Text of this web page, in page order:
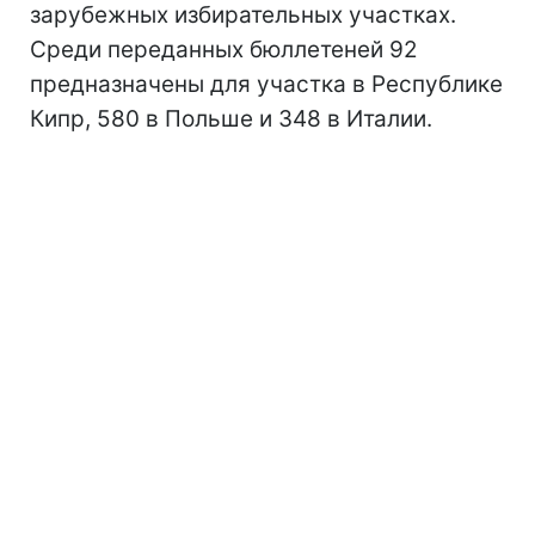
зарубежных избирательных участках.
Среди переданных бюллетеней 92
предназначены для участка в Республике
Кипр, 580 в Польше и 348 в Италии.